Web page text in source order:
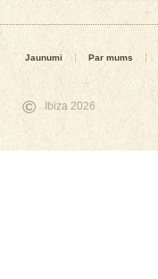
Jaunumi Par mums
© Ibiza 2026